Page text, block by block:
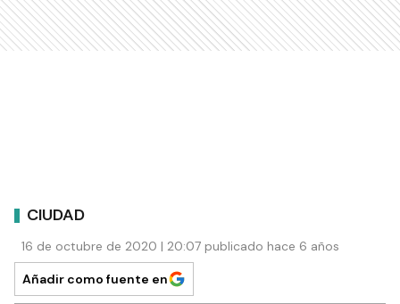
CIUDAD
16 de octubre de 2020 | 20:07 publicado hace 6 años
Añadir como fuente en